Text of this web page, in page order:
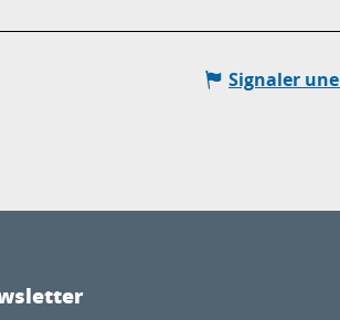
Signaler